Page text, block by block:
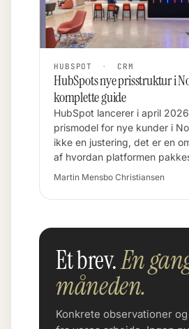
HUBSPOT · CRM
HubSpots nye prisstruktur i
komplette guide
HubSpot lancerer i april
prismodel for nye kunder i
ikke en justering, det er en
af hvordan platformen
Martin Mensbo Christiansen
Et brev.En
måneden.
Konkrete observationer